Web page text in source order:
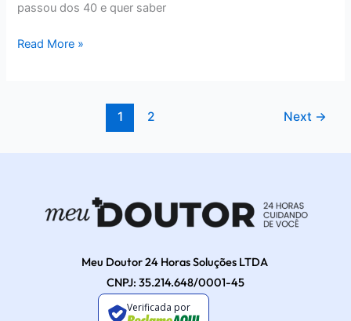
passou dos 40 e quer saber
Read More »
1 2 Next →
Meu Doutor 24 Horas Soluções LTDA
CNPJ: 35.214.648/0001-45
Verificada por